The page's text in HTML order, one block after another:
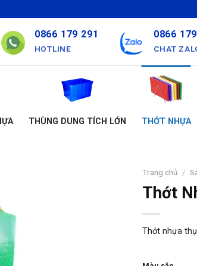
0866 179 291
HOTLINE
0866
CHAT
THÙNG DUNG TÍCH LỚN THỚT NHỰA
Trang chủ /
Thớt
Thớt nhựa